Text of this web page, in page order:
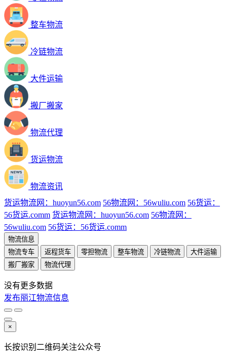
整车物流
冷链物流
大件运输
搬厂搬家
物流代理
货运物流
物流资讯
货运物流网：huoyun56.com 56物流网：56wuliu.com 56货运：
56货运.comm 货运物流网：huoyun56.com 56物流网：
56wuliu.com 56货运：56货运.comm
物流信息
物流专车
返程货车 零担物流 整车物流 冷链物流
大件运输
搬厂搬家
物流代理
没有更多数据
发布丽江物流信息
×
长按识别二维码关注公众号